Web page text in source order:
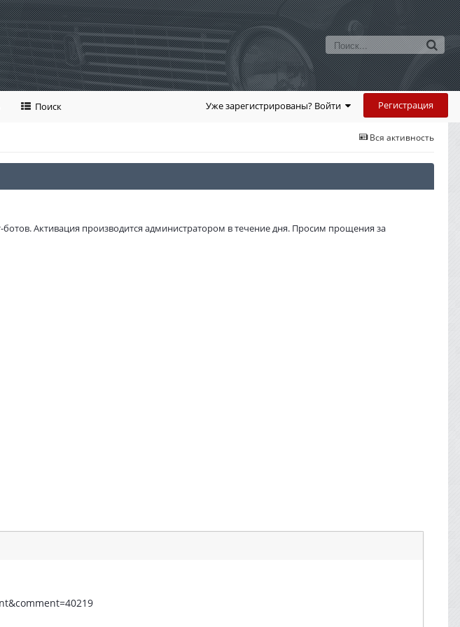
Уже зарегистрированы? Войти Регистрация
Поиск
Вся активность
Активация производится администратором в течение дня. Просим прощения за